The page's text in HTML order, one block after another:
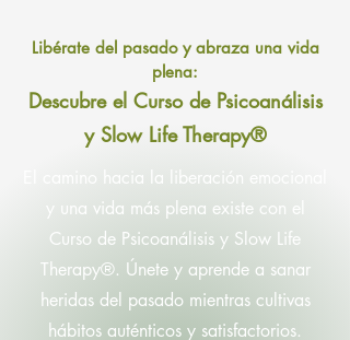
Libérate del pasado y abraza una vida
plena:
Descubre el Curso de Psicoanálisis
y Slow Life Therapy®
El camino hacia la liberación emocional
y una vida más plena existe con el
Curso de Psicoanálisis y Slow Life
Therapy®. Únete y aprende a sanar
heridas del pasado mientras cultivas
hábitos auténticos y satisfactorios.